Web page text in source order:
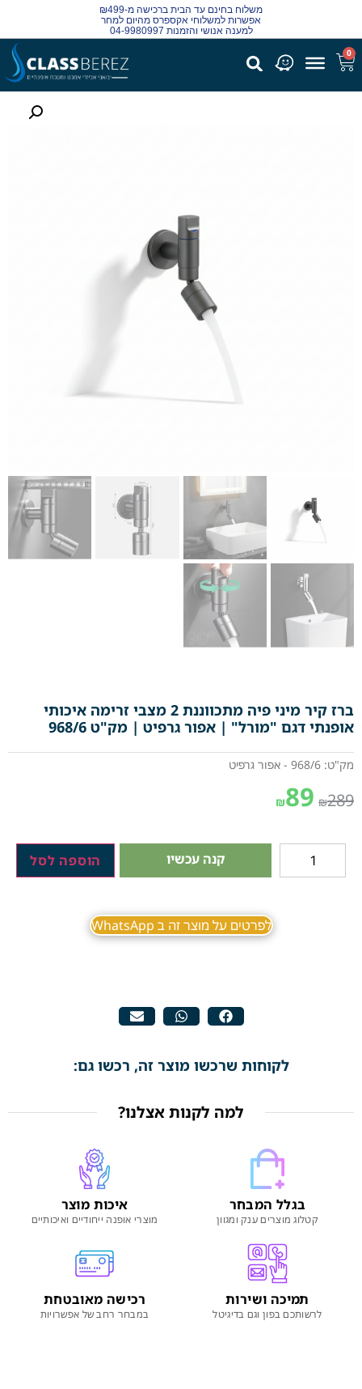
משלוח בחינם עד הבית ברכישה מ-₪499
אפשרות למשלוחי אקספרס מהיום למחר
למענה אנושי והזמנות 04-9980997
0
ברז קיר מיני פיה מתכווננת 2 מצבי זרימה איכותי
אופנתי דגם "מורל" | אפור גרפיט | מק"ט 968/6
מק"ט: 968/6 - אפור גרפיט
₪289
₪89
קנה עכשיו הוספה לסל
לפרטים על מוצר זה ב WhatsApp
לקוחות שרכשו מוצר זה, רכשו גם:
למה לקנות אצלנו?
בגלל המבחר
קטלוג מוצרים ענק ומגוון
איכות מוצר
מוצרי אופנה ייחודיים ואיכותיים
תמיכה ושירות
לרשותכם בפון וגם בדיגיטל
רכישה מאובטחת
במבחר רחב של אפשרויות